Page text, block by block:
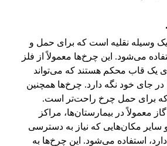
چرخ حمل سیلندر O2 یک وسیله نقلیه است که برای حمل و
می‌شود. این چرخ‌ها معمولاً از فلز
یک قاب محکم هستند که می‌تواند
در جای خود نگه دارد. چرخ‌ها همچنین
که برای حمل چرخ راحت‌تر است.
معمولاً در بیمارستان‌ها، مراکز
سایر مکان‌هایی که نیاز به دسترسی
استفاده می‌شود. این چرخ‌ها به